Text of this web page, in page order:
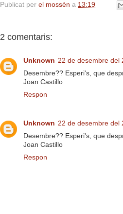
Publicat per el mossèn a 13:19
2 comentaris:
Unknown 22 de desembre del
Desembre?? Esperi's, que
Joan Castillo
Respon
Unknown 22 de desembre del
Desembre?? Esperi's, que
Joan Castillo
Respon